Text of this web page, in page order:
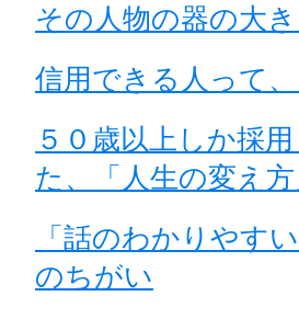
その人物の器の大き
信用できる人って
５０歳以上しか採
た、「人生の変え方
「話のわかりやす
のちがい